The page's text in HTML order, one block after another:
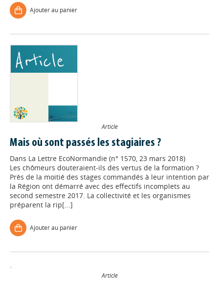
Ajouter au panier
Article
Mais où sont passés les stagiaires ?
Dans La Lettre EcoNormandie (n° 1570, 23 mars 2018)
Les chômeurs douteraient-ils des vertus de la formation ?
Près de la moitié des stages commandés à leur intention par
la Région ont démarré avec des effectifs incomplets au
second semestre 2017. La collectivité et les organismes
préparent la rip[...]
Ajouter au panier
Article